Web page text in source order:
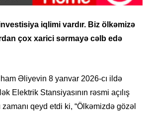
iqlimi vardır. Biz ölkəmizə
çox xarici sərmayə cəlb edə
Əliyevin 8 yanvar 2026-cı ildə
Elektrik Stansiyasının rəsmi açılış
zamanı qeyd etdi ki, “Ölkəmizdə gözəl